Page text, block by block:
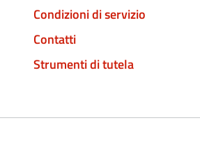
Condizioni di servizio
Contatti
Strumenti di tutela